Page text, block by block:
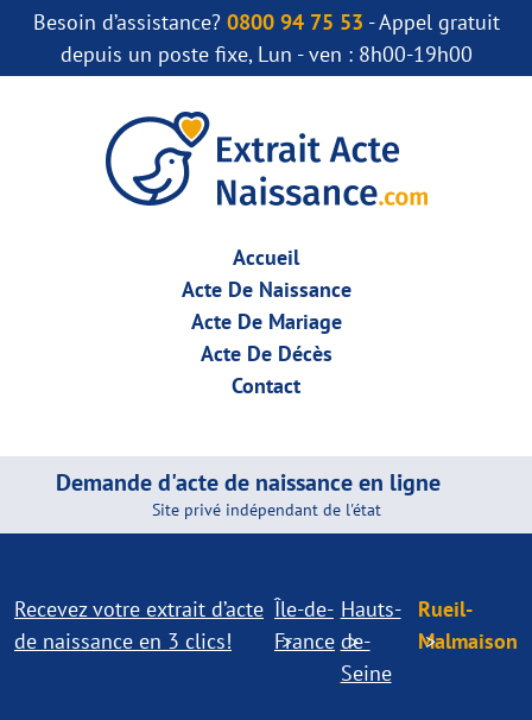
Besoin d’assistance? 0800 94 75 53 - Appel gratuit
depuis un poste fixe, Lun - ven : 8h00-19h00
Accueil
Acte De Naissance
Acte De Mariage
Acte De Décès
Contact
Demande d'acte de naissance en ligne
Site privé indépendant de l'état
Recevez votre extrait d’acte
de naissance en 3 clics!
Île-de-
France
Hauts-
de-
Seine
Rueil-
Malmaison